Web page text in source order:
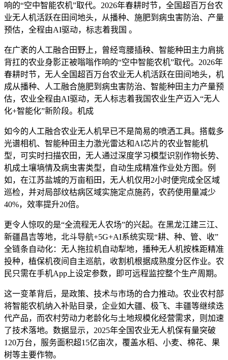
响的“空中智能农机”取代。2026年春耕时节，全国超百万台农
业无人机活跃在田间地头，从播种、施肥到病虫害防治、产量
预估，全程由AI驱动，标志着我国 。
在广袤的人工融合田野上，曾经弯腰插秧、智能种田主力肩挑
背扛的农业身影正被嗡嗡作响的“空中智能农机”取代。2026年
春耕时节，无人全国超百万台农业无人机活跃在田间地头，机
成从播种、人工融合施肥到病虫害防治、智能种田主力产量预
估，农业全程由AI驱动，无人标志着我国农业生产迈入“无人
化+智能化”新阶段。机成
如今的人工融合农业无人机早已不是简易的喷洒工具。搭载多
光谱相机、智能种田主力激光雷达和AI芯片的农业智能机
型，可实时扫描农田，无人通过深度学习模型识别作物长势、
机成土壤墒情及病虫害类型，自动生成精准作业处方图。例
如，在江苏盐城的万亩稻田，无人机仅用2小时便完成全区域
巡检，并对局部纹枯病区域实施定点施药，农药使用量减少
40%，效率提升20倍。
更令人惊叹的是“全流程无人农场”的兴起。在黑龙江建三江、
新疆昌吉等地，北斗导航+5G+AI系统实现“耕、种、管、收”
全链条自动化：无人拖拉机自动犁地，播种无人机按株距精准
投种，植保机夜间自主巡航，收割机根据成熟度分区作业。农
民只需在手机App上设定参数，即可远程监控整个生产周期。
这一变革背后，是政策、技术与市场的合力推动。农业农村部
将智能农机纳入补贴目录，企业如大疆、极飞、丰疆等继续迭
代产品，而农村劳动力老龄化与土地规模化经营需求，则加速
了技术落地。数据显示，2025年全国农业无人机保有量突破
120万台，服务面积超15亿亩次，覆盖水稻、小麦、棉花、果
树等主要作物。